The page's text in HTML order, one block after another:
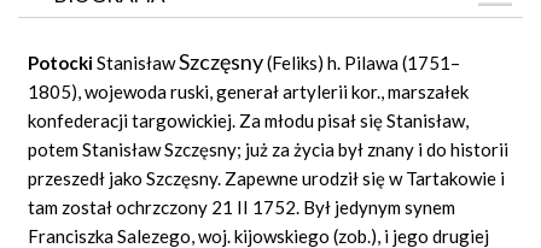
ZDJĘCIA (15)
ARTYKUŁY (1)
CIEKAWOSTKI (1)
GRAF POWIĄZAŃ
PotockiStanisławSzczęsny(Feliks) h. Pilawa (1751–
1805), wojewoda ruski, generał artylerii kor., marszałek
konfederacji targowickiej. Za młodu pisał się Stanisław,
potem Stanisław Szczęsny; już za życia był znany i do historii
przeszedł jako Szczęsny. Zapewne urodził się w Tartakowie i
tam został ochrzczony 21 II 1752. Był jedynym synem
Franciszka Salezego, woj. kijowskiego (zob.), i jego drugiej